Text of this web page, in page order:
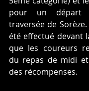
pour un départ
traversée de
été effectué devant
que les coureurs
du repas de midi
des récompenses.